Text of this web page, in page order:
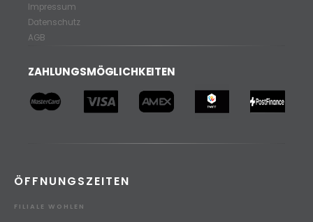
Impressum
Datenschutz
AGB
ZAHLUNGSMÖGLICHKEITEN
ÖFFNUNGSZEITEN
FILIALE WOHLEN